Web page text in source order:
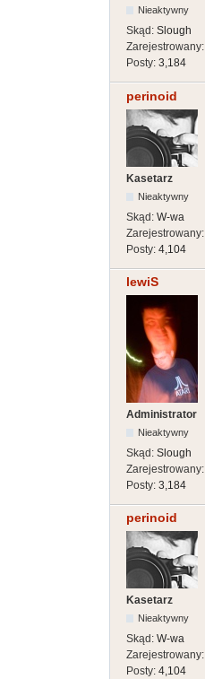
Nieaktywny
Skąd: Slough
Zarejestrowany:
Posty: 3,184
perinoid
Kasetarz
Nieaktywny
Skąd: W-wa
Zarejestrowany:
Posty: 4,104
lewiS
Administrator
Nieaktywny
Skąd: Slough
Zarejestrowany:
Posty: 3,184
perinoid
Kasetarz
Nieaktywny
Skąd: W-wa
Zarejestrowany:
Posty: 4,104